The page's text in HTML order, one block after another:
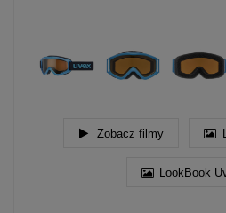
Zobacz filmy
LookBook